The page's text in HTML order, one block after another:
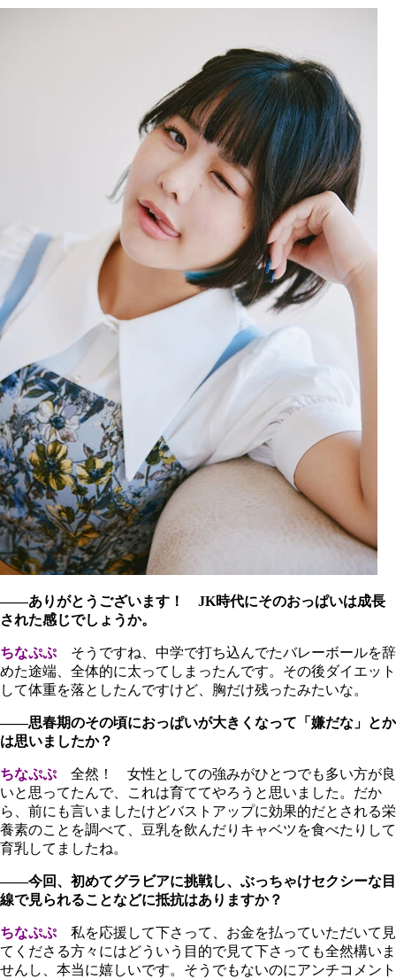
――ありがとうございます！ JK時代にそのおっぱいは成長
された感じでしょうか。
ちなぷぷそうですね、中学で打ち込んでたバレーボールを辞
めた途端、全体的に太ってしまったんです。その後ダイエット
して体重を落としたんですけど、胸だけ残ったみたいな。
――思春期のその頃におっぱいが大きくなって「嫌だな」とか
は思いましたか？
ちなぷぷ全然！ 女性としての強みがひとつでも多い方が良
いと思ってたんで、これは育ててやろうと思いました。だか
ら、前にも言いましたけどバストアップに効果的だとされる栄
養素のことを調べて、豆乳を飲んだりキャベツを食べたりして
育乳してましたね。
――今回、初めてグラビアに挑戦し、ぶっちゃけセクシーな目
線で見られることなどに抵抗はありますか？
ちなぷぷ私を応援して下さって、お金を払っていただいて見
てくださる方々にはどういう目的で見て下さっても全然構いま
せんし、本当に嬉しいです。そうでもないのにアンチコメント